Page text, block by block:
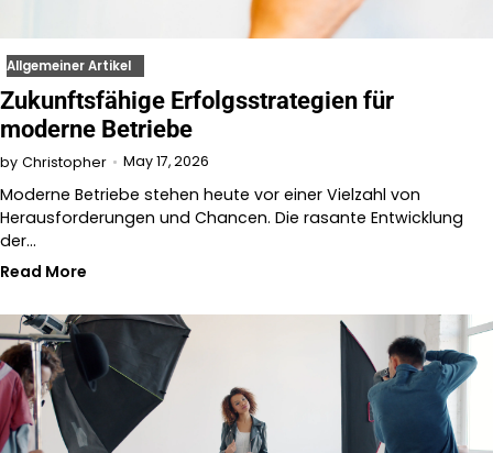
Allgemeiner Artikel
Zukunftsfähige Erfolgsstrategien für
moderne Betriebe
by Christopher May 17, 2026
Moderne Betriebe stehen heute vor einer Vielzahl von
Herausforderungen und Chancen. Die rasante Entwicklung
der…
Read More